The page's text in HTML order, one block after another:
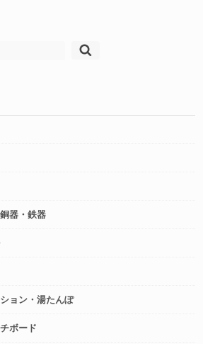
器・鉄器
ョン・湯たんぽ
ボード